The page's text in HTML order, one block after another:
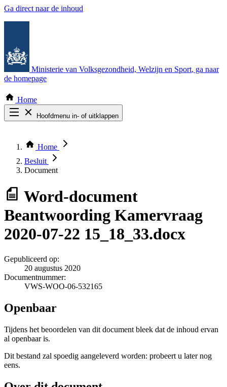
Ga direct naar de inhoud
Ministerie van Volksgezondheid, Welzijn en Sport, ga naar
de homepage
Home
Hoofdmenu in- of uitklappen
Thema COVID-19
Bekijk per bestuursorgaan
Home
Besluit
Document
Word-document
Beantwoording Kamervraag
2020-07-22 15_18_33.docx
Gepubliceerd op:
20 augustus 2020
Documentnummer:
VWS-WOO-06-532165
Openbaar
Tijdens het beoordelen van dit document bleek dat de inhoud ervan
al openbaar is.
Dit bestand zal spoedig aangeleverd worden: probeert u later nog
eens.